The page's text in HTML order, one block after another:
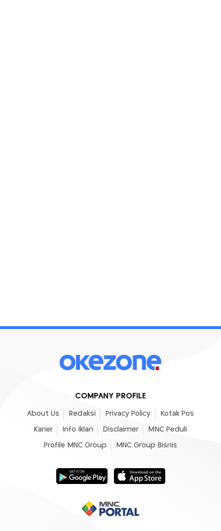
COMPANY PROFILE
About Us Redaksi Privacy Policy Kotak Pos
Karier Info Iklan Disclaimer MNC Peduli
Profile MNC Group MNC Group Bisnis